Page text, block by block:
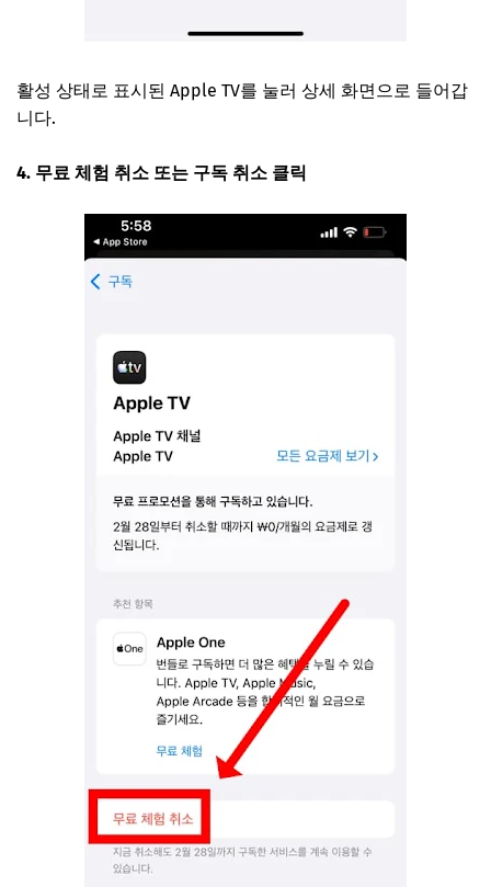
활성 상태로 표시된 Apple TV를 눌러 상세 화면으로 들어갑
니다.
4. 무료 체험 취소 또는 구독 취소 클릭